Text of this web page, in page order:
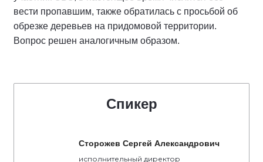
вести пропавшим, также обратилась с просьбой об
обрезке деревьев на придомовой территории.
Вопрос решен аналогичным образом.
Спикер
Сторожев Сергей Александрович
исполнительный директор